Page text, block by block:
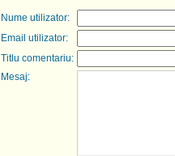
Nume utilizator:
Email utilizator:
Titlu comentariu:
Mesaj: